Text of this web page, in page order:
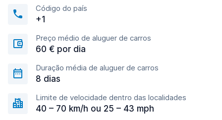
Código do país
+1
Preço médio de aluguer de carros
60 € por dia
Duração média de aluguer de carros
8 dias
Limite de velocidade dentro das localidades
40 – 70 km/h ou 25 – 43 mph